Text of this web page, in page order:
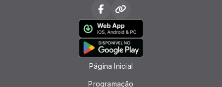
Página Inicial
Programação